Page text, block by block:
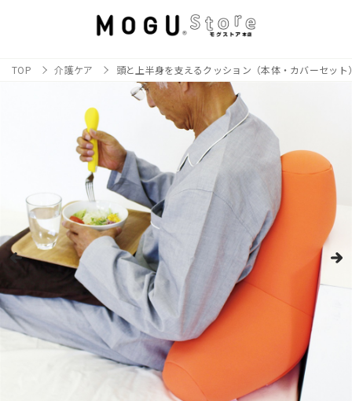
TOP 介護ケア 頭と上半身を支えるクッション（本体・カバーセット